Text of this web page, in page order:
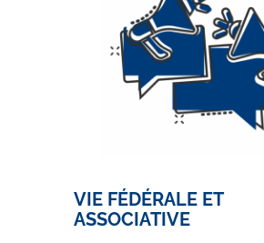
VIE FÉDÉRALE ET
ASSOCIATIVE